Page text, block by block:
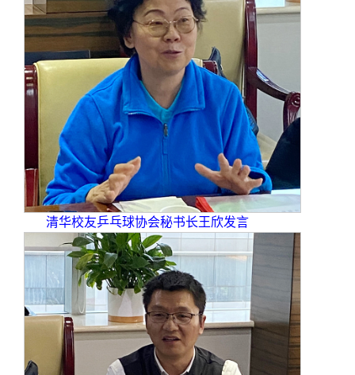
清华校友乒乓球协会秘书长王欣发言